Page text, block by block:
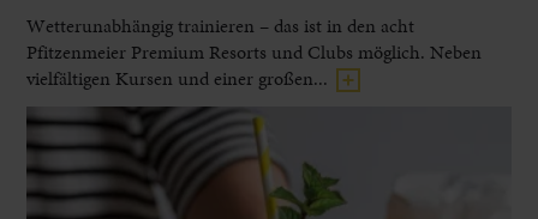
Wetterunabhängig trainieren – das ist in den acht
Pfitzenmeier Premium Resorts und Clubs möglich. Neben
vielfältigen Kursen und einer großen...